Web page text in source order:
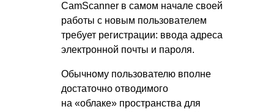
CamScanner в самом начале своей
работы с новым пользователем
требует регистрации: ввода адреса
электронной почты и пароля.
Обычному пользователю вполне
достаточно отводимого
на «облаке» пространства для